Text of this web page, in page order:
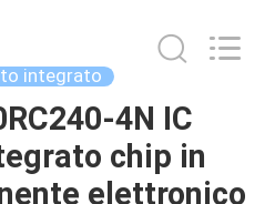
integrato
4N IC
chip in
elettronico